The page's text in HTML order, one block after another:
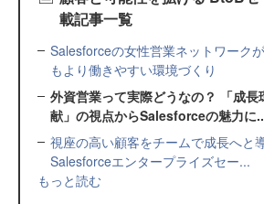
載記事一覧
Salesforceの女性営業ネットワーク
もより働きやすい環境づくり
外資営業って実際どうなの？ 「成長
献」の視点からSalesforceの魅力に
視座の高い顧客をチームで成長へと
Salesforceエンタープライズセー...
もっと読む